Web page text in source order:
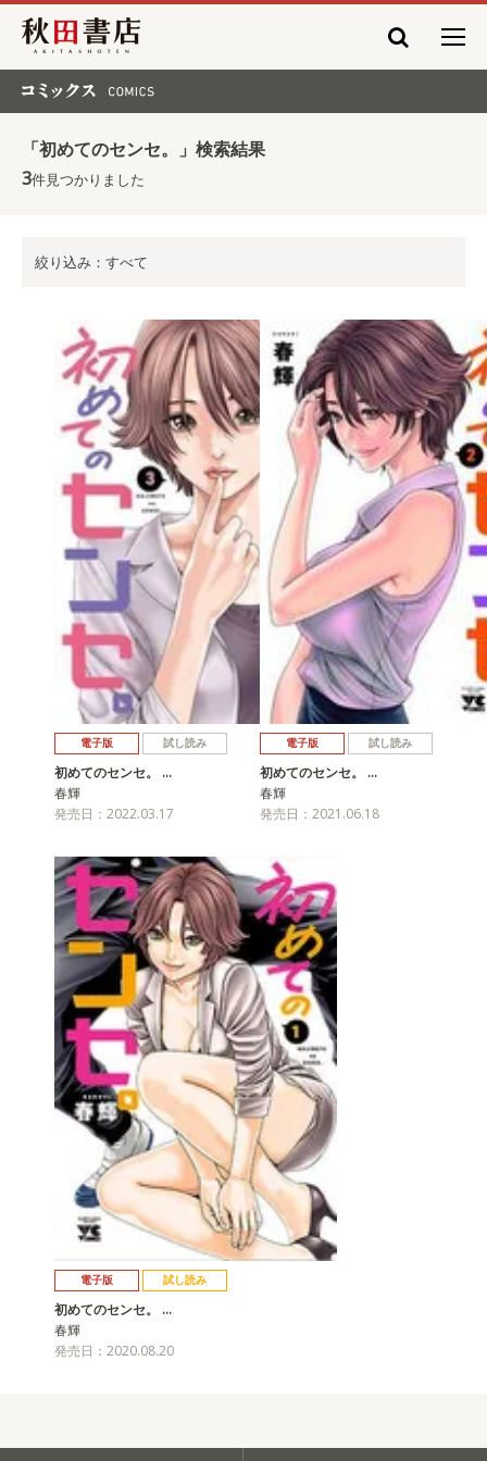
秋田書店
「初めてのセンセ。」検索結果
3件見つかりました
絞り込み：すべて
電子版 試し読み
初めてのセンセ。 …
春輝
発売日：2022.03.17
電子版 試し読み
初めてのセンセ。 …
春輝
発売日：2021.06.18
電子版 試し読み
初めてのセンセ。 …
春輝
発売日：2020.08.20